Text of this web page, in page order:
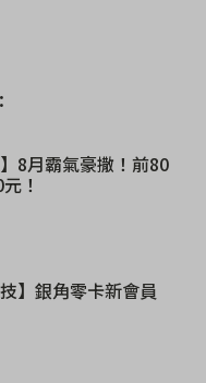
8月霸氣豪撒！前80
！
技】銀角零卡新會員